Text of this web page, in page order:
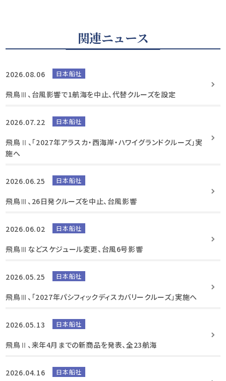
関連ニュース
2026.08.06 日本船社
飛鳥Ⅲ、台風影響で1航海を中止、代替クルーズを設定
2026.07.22 日本船社
飛鳥Ⅱ、「2027年アラスカ・西海岸・ハワイグランドクルーズ」実
施へ
2026.06.25 日本船社
飛鳥Ⅲ、26日発クルーズを中止、台風影響
2026.06.02 日本船社
飛鳥Ⅲなどスケジュール変更、台風6号影響
2026.05.25 日本船社
飛鳥Ⅲ、「2027年パシフィックディスカバリークルーズ」実施へ
2026.05.13 日本船社
飛鳥Ⅱ、来年4月までの新商品を発表、全23航海
2026.04.16 日本船社